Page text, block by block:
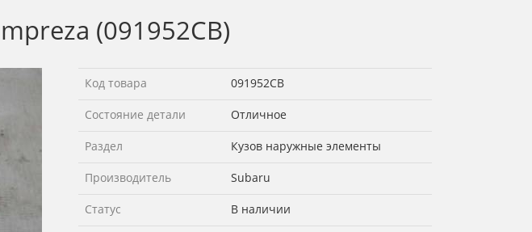
(091952СВ)
Код товара 091952СВ
Состояние детали Отличное
Раздел Кузов наружные элементы
Производитель Subaru
Статус В наличии